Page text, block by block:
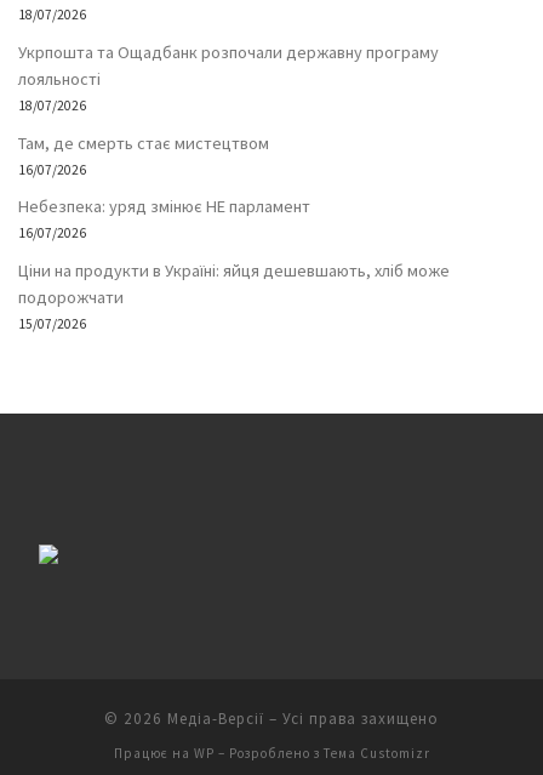
18/07/2026
Укрпошта та Ощадбанк розпочали державну програму
лояльності
18/07/2026
Там, де смерть стає мистецтвом
16/07/2026
Небезпека: уряд змінює НЕ парламент
16/07/2026
Ціни на продукти в Україні: яйця дешевшають, хліб може
подорожчати
15/07/2026
© 2026 Медіа-Версії – Усі права захищено
Працює на WP – Розроблено з Тема Customizr